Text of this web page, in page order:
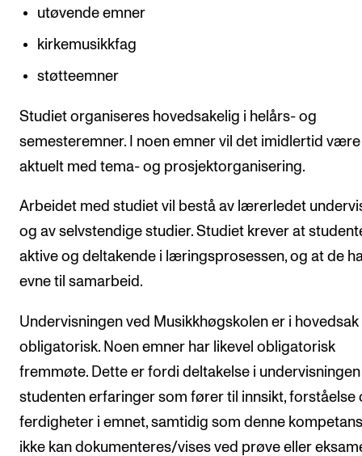
utøvende emner
kirkemusikkfag
støtteemner
Studiet organiseres hovedsakelig i helårs- og
semesteremner. I noen emner vil det imidlertid være
aktuelt med tema- og prosjektorganisering.
Arbeidet med studiet vil bestå av lærerledet
og av selvstendige studier. Studiet krever at
aktive og deltakende i lærings­prosessen, og at de
evne til samarbeid.
Undervisningen ved Musikkhøgskolen er i hovedsak
obligatorisk. Noen emner har likevel obligatorisk
fremmøte. Dette er fordi deltakelse i
studenten erfaringer som fører til innsikt, forståelse
ferdigheter i emnet, samtidig som denne
ikke kan dokumenteres/vises ved prøve eller